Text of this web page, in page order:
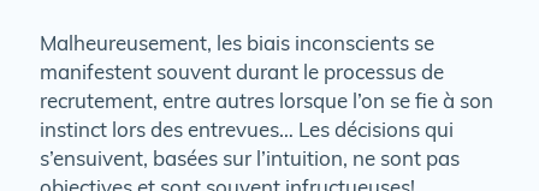
Malheureusement, les biais inconscients se
manifestent souvent durant le processus de
recrutement, entre autres lorsque l’on se fie à son
instinct lors des entrevues… Les décisions qui
s’ensuivent, basées sur l’intuition, ne sont pas